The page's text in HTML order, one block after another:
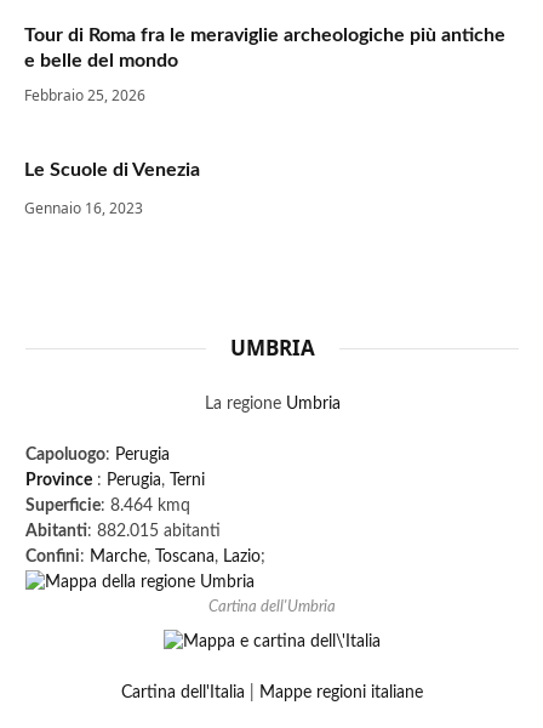
Tour di Roma fra le meraviglie archeologiche più antiche
e belle del mondo
Febbraio 25, 2026
Le Scuole di Venezia
Gennaio 16, 2023
UMBRIA
La regione Umbria
Capoluogo: Perugia
Province : Perugia,
Terni
Superficie: 8.464 kmq
Abitanti: 882.015 abitanti
Confini: Marche, Toscana, Lazio;
Cartina dell'Umbria
Cartina dell'Italia Mappe regioni italiane